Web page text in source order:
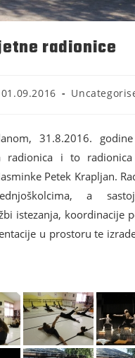
radionice
01.09.2016
31.8.2016.
radionica i to radionica
Petek Krapljan.
a
istezanja, koordinacije
u prostoru te